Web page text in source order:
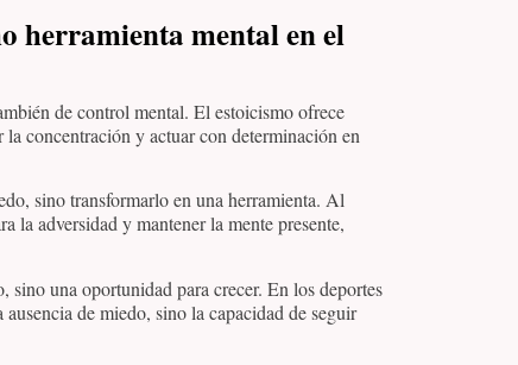
herramienta mental en el
de control mental. El estoicismo ofrece
concentración y actuar con determinación en
sino transformarlo en una herramienta. Al
la adversidad y mantener la mente presente,
sino una oportunidad para crecer. En los deportes
de miedo, sino la capacidad de seguir